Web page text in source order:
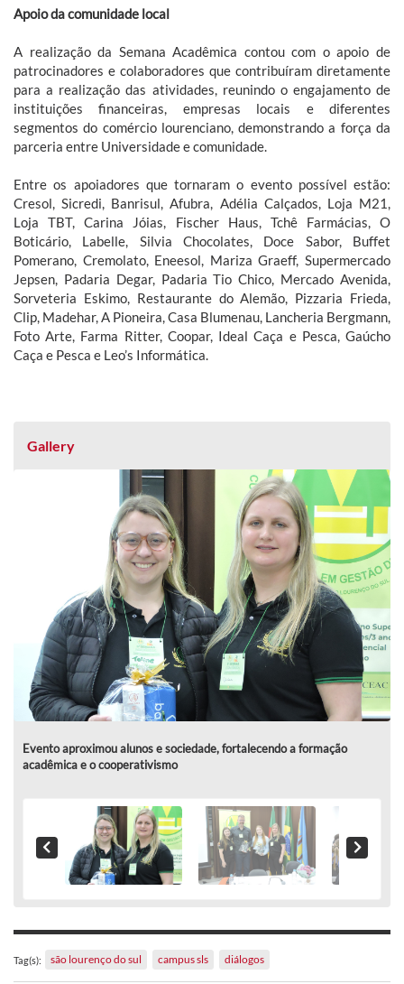
Apoio da comunidade local
A realização da Semana Acadêmica contou com o apoio de
patrocinadores e colaboradores que contribuíram diretamente
para a realização das atividades, reunindo o engajamento de
instituições financeiras, empresas locais e diferentes
segmentos do comércio lourenciano, demonstrando a força da
parceria entre Universidade e comunidade.
Entre os apoiadores que tornaram o evento possível estão:
Cresol, Sicredi, Banrisul, Afubra, Adélia Calçados, Loja M21,
Loja TBT, Carina Jóias, Fischer Haus, Tchê Farmácias, O
Boticário, Labelle, Silvia Chocolates, Doce Sabor, Buffet
Pomerano, Cremolato, Eneesol, Mariza Graeff, Supermercado
Jepsen, Padaria Degar, Padaria Tio Chico, Mercado Avenida,
Sorveteria Eskimo, Restaurante do Alemão, Pizzaria Frieda,
Clip, Madehar, A Pioneira, Casa Blumenau, Lancheria Bergmann,
Foto Arte, Farma Ritter, Coopar, Ideal Caça e Pesca, Gaúcho
Caça e Pesca e Leo’s Informática.
Gallery
Evento aproximou alunos e sociedade, fortalecendo a formação
acadêmica e o cooperativismo
Tag(s): são lourenço do sul campus sls diálogos